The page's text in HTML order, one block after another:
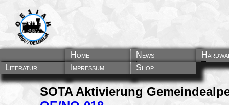
Home News
Literatur
Impressum Shop
SOTA Aktivierung